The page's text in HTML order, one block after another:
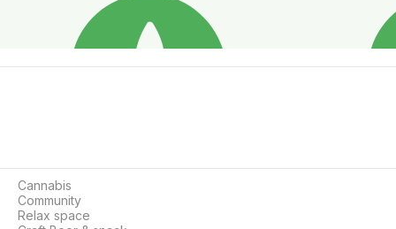
Cannabis
Community
Relax space